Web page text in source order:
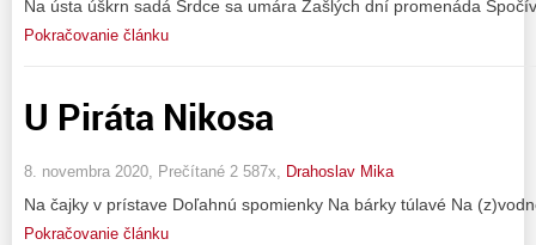
Na ústa úškrn sadá Srdce sa umára Zašlých dní promenáda
Pokračovanie článku
U Piráta Nikosa
8. novembra 2020, Prečítané 2 587x, Drahoslav Mika
Na čajky v prístave Doľahnú spomienky Na bárky túlavé Na
Pokračovanie článku